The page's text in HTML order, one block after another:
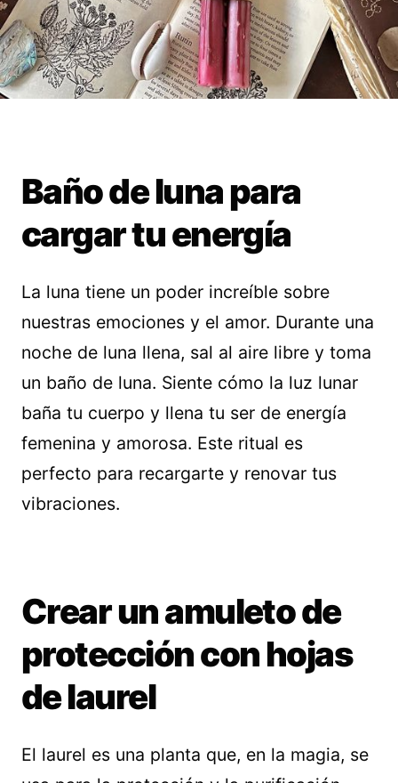
Baño de luna para
cargar tu energía
La luna tiene un poder increíble sobre
nuestras emociones y el amor. Durante una
noche de luna llena, sal al aire libre y toma
un baño de luna. Siente cómo la luz lunar
baña tu cuerpo y llena tu ser de energía
femenina y amorosa. Este ritual es
perfecto para recargarte y renovar tus
vibraciones.
Crear un amuleto de
protección con hojas
de laurel
El laurel es una planta que, en la magia, se